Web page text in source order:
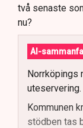
två senaste
nu?
AI-
Norrköpings
uteservering.
Kommunen
stödben tas